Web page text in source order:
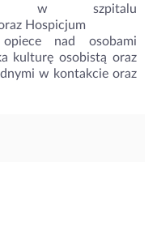
w szpitalu
Hospicjum
nad osobami
kulturę osobistą oraz
w kontakcie oraz